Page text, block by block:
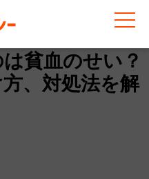
気・症状 犬の歯茎が白い
貧血のせい？
、対処法を解